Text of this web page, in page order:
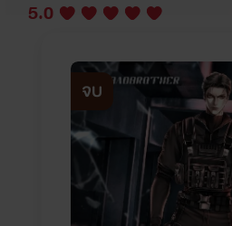
5.0
จบ